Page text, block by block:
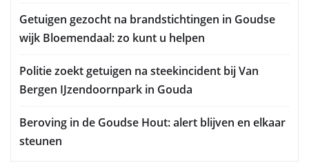
Getuigen gezocht na brandstichtingen in Goudse
wijk Bloemendaal: zo kunt u helpen
Politie zoekt getuigen na steekincident bij Van
Bergen IJzendoornpark in Gouda
Beroving in de Goudse Hout: alert blijven en elkaar
steunen